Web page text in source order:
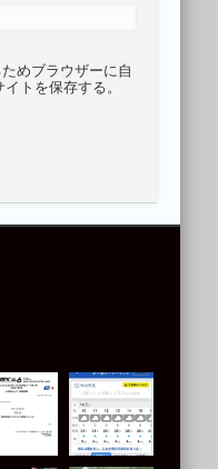
めブラウザーに自
トを保存する。